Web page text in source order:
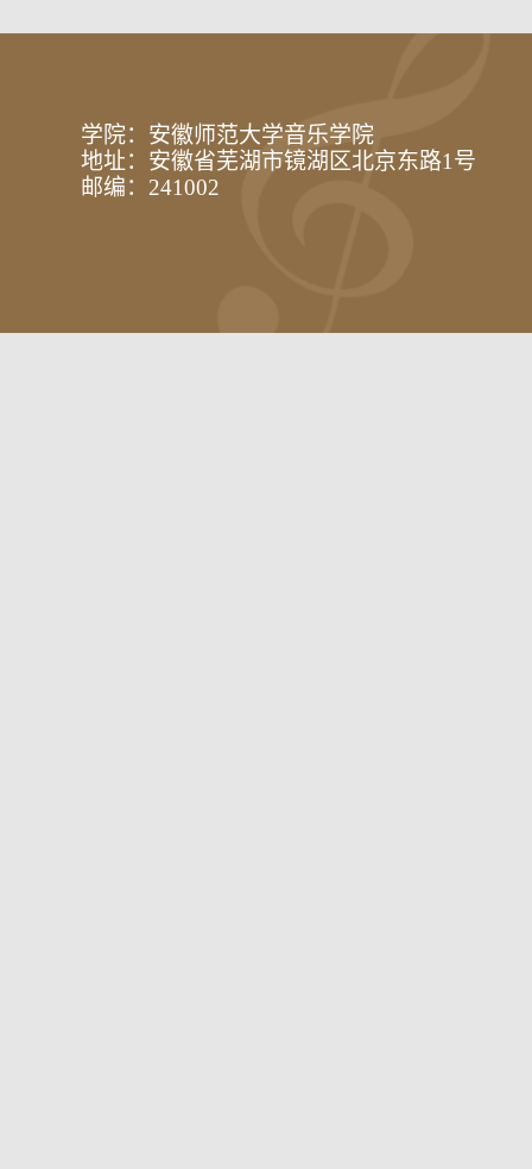
学院：安徽师范大学音乐学院
地址：安徽省芜湖市镜湖区北京东路1号
邮编：241002